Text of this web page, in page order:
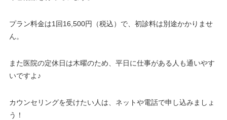
プラン料金は1回16,500円（税込）で、初診料は別途かかりませ
ん。
また医院の定休日は木曜のため、平日に仕事がある人も通いやす
いですよ♪
カウンセリングを受けたい人は、ネットや電話で申し込みましょ
う！